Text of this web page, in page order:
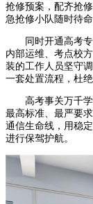
抢修预案，配齐抢
急抢修小队随时待命
同时开通高考
内部运维、考点校
装的工作人员坚守
一套处置流程，杜
高考事关万千
最高标准、最严要
通信生命线，用稳
进行保驾护航。